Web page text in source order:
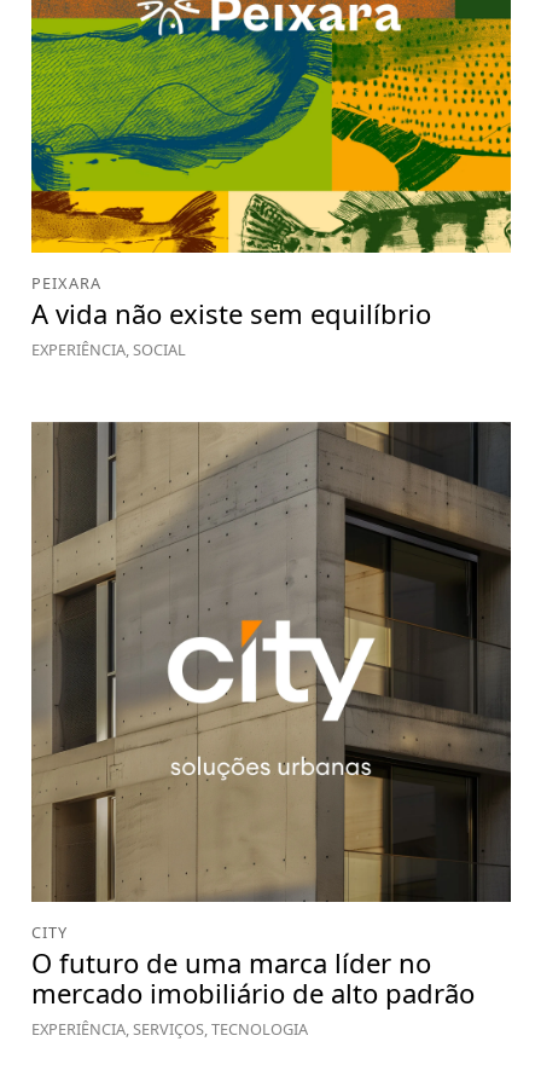
PEIXARA
A vida não existe sem equilíbrio
EXPERIÊNCIA, SOCIAL
CITY
O futuro de uma marca líder no
mercado imobiliário de alto padrão
EXPERIÊNCIA, SERVIÇOS, TECNOLOGIA